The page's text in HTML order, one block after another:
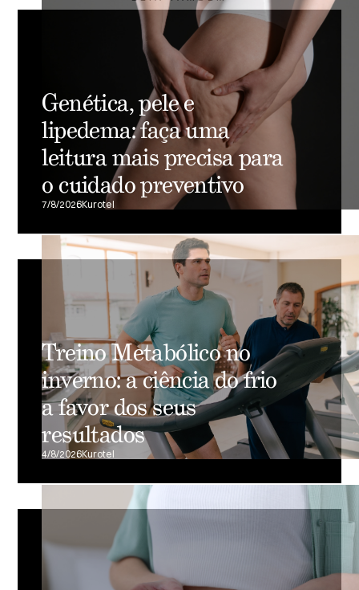
Genética, pele e
lipedema: faça uma
leitura mais precisa para
o cuidado preventivo
7/8/2026Kurotel
Treino Metabólico no
inverno: a ciência do frio
a favor dos seus
resultados
4/8/2026Kurotel